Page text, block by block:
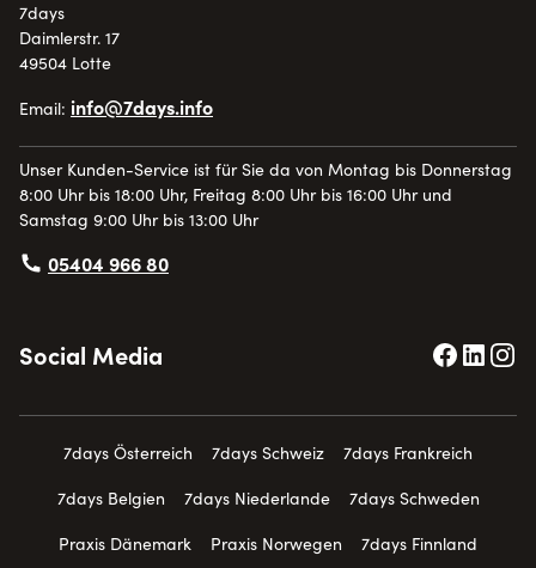
7days
Daimlerstr. 17
49504 Lotte
Email: info@7days.info
Unser Kunden-Service ist für Sie da von Montag bis Donnerstag
8:00 Uhr bis 18:00 Uhr, Freitag 8:00 Uhr bis 16:00 Uhr und
Samstag 9:00 Uhr bis 13:00 Uhr
05404 966 80
Social Media
7days Österreich 7days Schweiz
7days Frankreich
7days Belgien
7days Niederlande
7days Schweden
Praxis Dänemark
Praxis Norwegen 7days Finnland